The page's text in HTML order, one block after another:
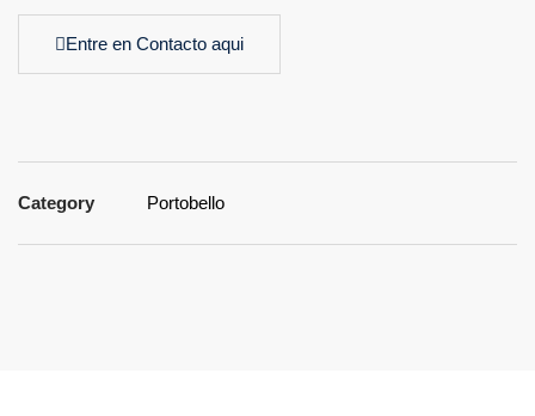
Entre en Contacto aqui
Category Portobello